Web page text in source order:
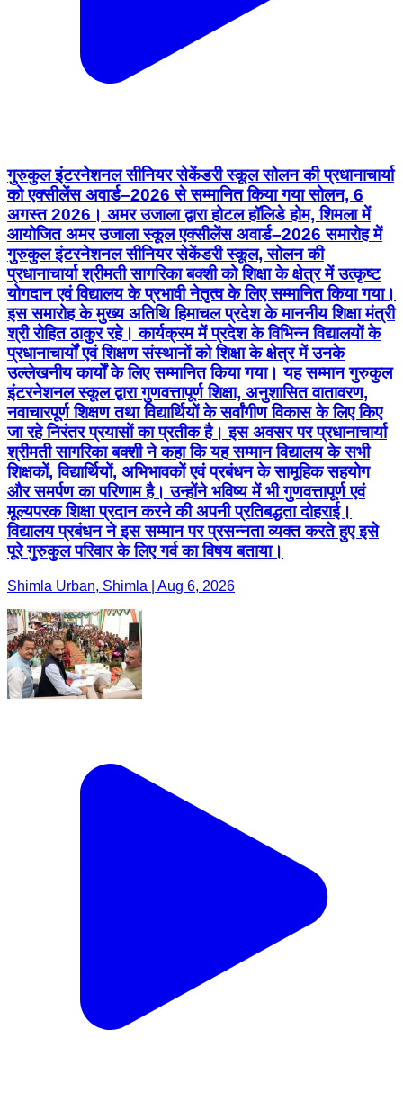
गुरुकुल इंटरनेशनल सीनियर सेकेंडरी स्कूल सोलन की प्रधानाचार्या
को एक्सीलेंस अवार्ड–2026 से सम्मानित किया गया सोलन, 6
अगस्त 2026। अमर उजाला द्वारा होटल हॉलिडे होम, शिमला में
आयोजित अमर उजाला स्कूल एक्सीलेंस अवार्ड–2026 समारोह में
गुरुकुल इंटरनेशनल सीनियर सेकेंडरी स्कूल, सोलन की
प्रधानाचार्या श्रीमती सागरिका बक्शी को शिक्षा के क्षेत्र में उत्कृष्ट
योगदान एवं विद्यालय के प्रभावी नेतृत्व के लिए सम्मानित किया गया।
इस समारोह के मुख्य अतिथि हिमाचल प्रदेश के माननीय शिक्षा मंत्री
श्री रोहित ठाकुर रहे। कार्यक्रम में प्रदेश के विभिन्न विद्यालयों के
प्रधानाचार्यों एवं शिक्षण संस्थानों को शिक्षा के क्षेत्र में उनके
उल्लेखनीय कार्यों के लिए सम्मानित किया गया। यह सम्मान गुरुकुल
इंटरनेशनल स्कूल द्वारा गुणवत्तापूर्ण शिक्षा, अनुशासित वातावरण,
नवाचारपूर्ण शिक्षण तथा विद्यार्थियों के सर्वांगीण विकास के लिए किए
जा रहे निरंतर प्रयासों का प्रतीक है। इस अवसर पर प्रधानाचार्या
श्रीमती सागरिका बक्शी ने कहा कि यह सम्मान विद्यालय के सभी
शिक्षकों, विद्यार्थियों, अभिभावकों एवं प्रबंधन के सामूहिक सहयोग
और समर्पण का परिणाम है। उन्होंने भविष्य में भी गुणवत्तापूर्ण एवं
मूल्यपरक शिक्षा प्रदान करने की अपनी प्रतिबद्धता दोहराई।
विद्यालय प्रबंधन ने इस सम्मान पर प्रसन्नता व्यक्त करते हुए इसे
पूरे गुरुकुल परिवार के लिए गर्व का विषय बताया।
Shimla Urban, Shimla | Aug 6, 2026